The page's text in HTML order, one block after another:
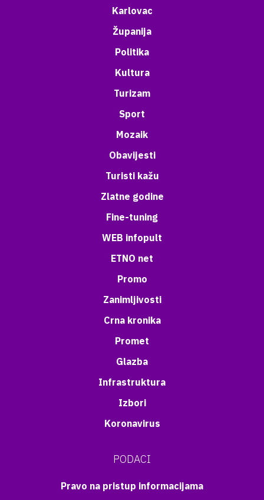
Karlovac
Županija
Politika
Kultura
Turizam
Sport
Mozaik
Obavijesti
Turisti kažu
Zlatne godine
Fine-tuning
WEB infopult
ETNO net
Promo
Zanimljivosti
Crna kronika
Promet
Glazba
Infrastruktura
Izbori
Koronavirus
PODACI
Pravo na pristup informacijama